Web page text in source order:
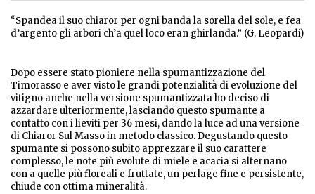
“Spandea il suo chiaror per ogni banda la sorella del sole, e fea
d’argento gli arbori ch’a quel loco eran ghirlanda.” (G. Leopardi)
Dopo essere stato pioniere nella spumantizzazione del
Timorasso e aver visto le grandi potenzialità di evoluzione del
vitigno anche nella versione spumantizzata ho deciso di
azzardare ulteriormente, lasciando questo spumante a
contatto con i lieviti per 36 mesi, dando la luce ad una versione
di Chiaror Sul Masso in metodo classico. Degustando questo
spumante si possono subito apprezzare il suo carattere
complesso, le note più evolute di miele e acacia si alternano
con a quelle più floreali e fruttate, un perlage fine e persistente,
chiude con ottima mineralità.